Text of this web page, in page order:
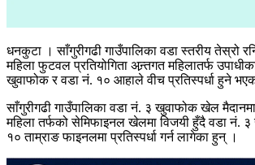
धनकुटा । साँगुरीगढी गाउँपालिका वडा स्तरीय तेस्रो
महिला फुटवल प्रतियोगिता अन्र्तगत महिलातर्फ
खुवाफोक र वडा नं. १० आहाले वीच प्रतिस्पर्धा हुने
साँगुरीगढी गाउँपालिका वडा नं. ३ खुवाफोक खेल
महिला तर्फको सेमिफाइनल खेलमा विजयी हुँदै वडा नं.
१० ताम्राङ फाइनलमा प्रतिस्पर्धा गर्न लागेका हुन् ।